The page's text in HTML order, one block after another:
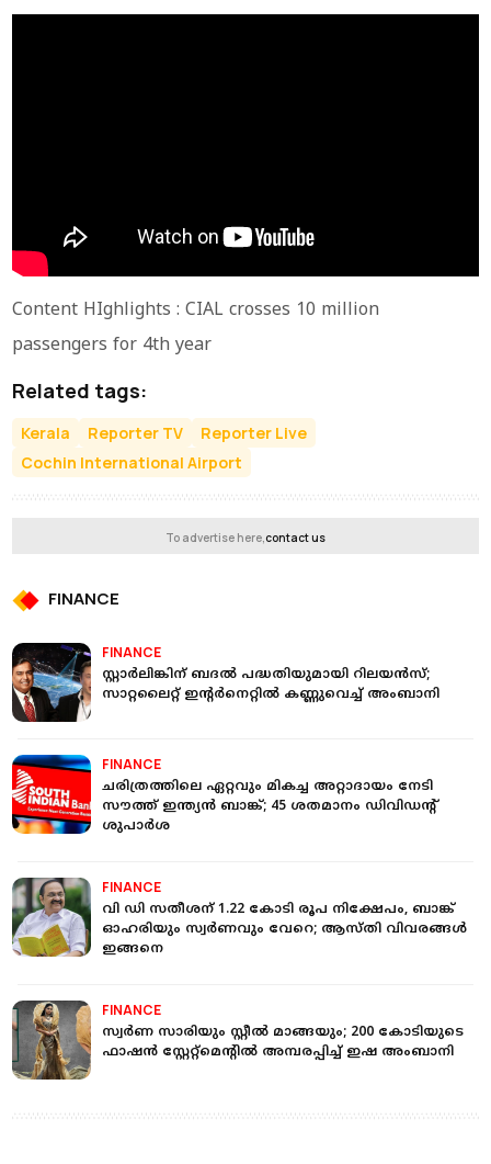
Content HIghlights : CIAL crosses 10 million
passengers for 4th year
Related tags:
Kerala Reporter TV
Reporter Live
Cochin International Airport
To advertise here,contact us
FINANCE
FINANCE
സ്റ്റാര്‍ലിങ്കിന് ബദല്‍ പദ്ധതിയുമായി റിലയന്‍സ്;
സാറ്റലൈറ്റ് ഇന്റര്‍നെറ്റില്‍ കണ്ണുവെച്ച് അംബാനി
FINANCE
ചരിത്രത്തിലെ ഏറ്റവും മികച്ച അറ്റാദായം നേടി
സൗത്ത് ഇന്ത്യന്‍ ബാങ്ക്; 45 ശതമാനം ഡിവിഡന്റ്
ശുപാര്‍ശ
FINANCE
വി ഡി സതീശന് 1.22 കോടി രൂപ നിക്ഷേപം, ബാങ്ക്
ഓഹരിയും സ്വര്‍ണവും വേറെ; ആസ്തി വിവരങ്ങള്‍
ഇങ്ങനെ
FINANCE
സ്വർണ സാരിയും സ്റ്റീൽ മാങ്ങയും; 200 കോടിയുടെ
ഫാഷൻ സ്റ്റേറ്റ്മെന്റിൽ അമ്പരപ്പിച്ച് ഇഷ അംബാനി